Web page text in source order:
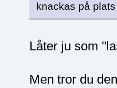
knackas på
Låter ju som
Men tror du